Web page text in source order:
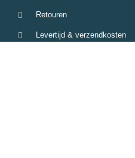
Retouren
Levertijd & verzendkosten